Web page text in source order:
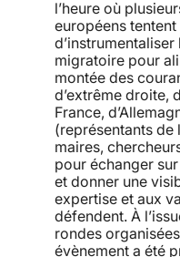
l’heure où
européens tentent
migratoire pour
montée des
d’extrême droite,
France,
(représentants de
maires,
pour échanger
et donner une
expertise et aux
défendent. À
rondes
évènement a été